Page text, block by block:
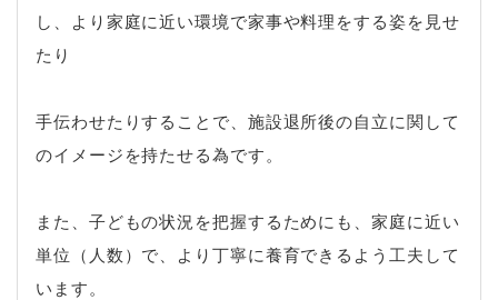
し、より家庭に近い環境で家事や料理をする姿を見せ
たり
手伝わせたりすることで、施設退所後の自立に関して
のイメージを持たせる為です。
また、子どもの状況を把握するためにも、家庭に近い
単位（人数）で、より丁寧に養育できるよう工夫して
います。